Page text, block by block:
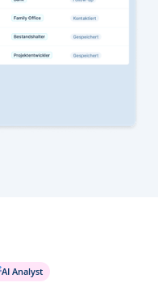
AI Analyst